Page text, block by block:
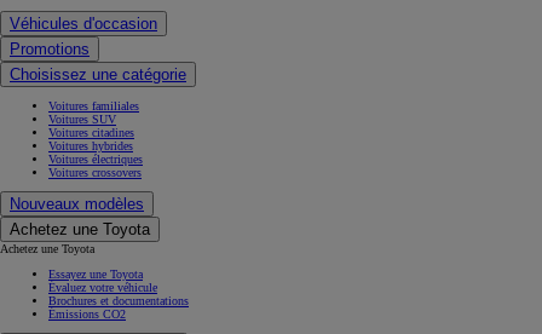
Véhicules d'occasion
Promotions
Choisissez une catégorie
Voitures familiales
Voitures SUV
Voitures citadines
Voitures hybrides
Voitures électriques
Voitures crossovers
Nouveaux modèles
Achetez une Toyota
Achetez une Toyota
Essayez une Toyota
Évaluez votre véhicule
Brochures et documentations
Émissions CO2